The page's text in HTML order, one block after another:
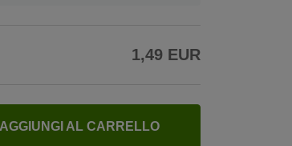
1,49 EUR
AGGIUNGI AL CARRELLO